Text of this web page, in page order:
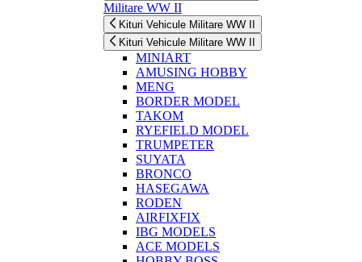
Militare WW II
Kituri Vehicule Militare WW II
Kituri Vehicule Militare WW II
MINIART
AMUSING HOBBY
MENG
BORDER MODEL
TAKOM
RYEFIELD MODEL
TRUMPETER
SUYATA
BRONCO
HASEGAWA
RODEN
AIRFIXFIX
IBG MODELS
ACE MODELS